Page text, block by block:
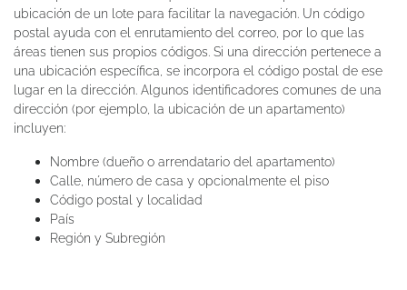
ubicación de un lote para facilitar la navegación. Un código
postal ayuda con el enrutamiento del correo, por lo que las
áreas tienen sus propios códigos. Si una dirección pertenece a
una ubicación específica, se incorpora el código postal de ese
lugar en la dirección. Algunos identificadores comunes de una
dirección (por ejemplo, la ubicación de un apartamento)
incluyen:
Nombre (dueño o arrendatario del apartamento)
Calle, número de casa y opcionalmente el piso
Código postal y localidad
País
Región y Subregión